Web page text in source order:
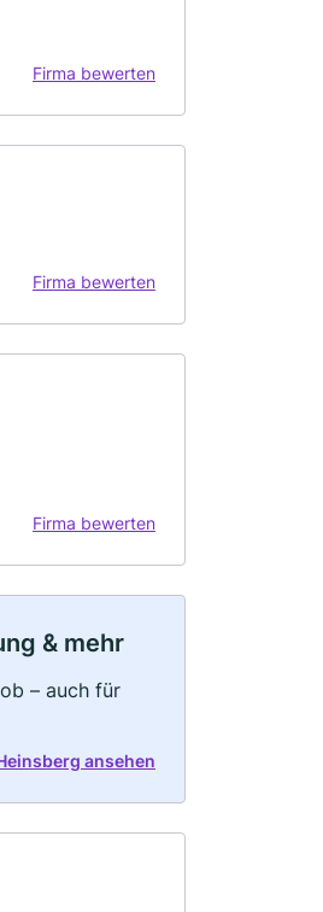
Firma bewerten
Firma bewerten
Firma bewerten
& mehr
– auch für
ansehen